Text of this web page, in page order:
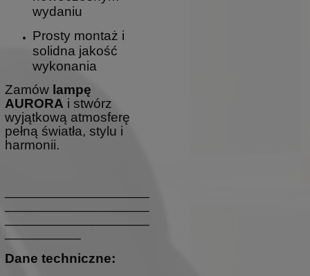
wydaniu
Prosty montaż i
solidna jakość
wykonania
Zamów lampę
AURORA i stwórz
wyjątkową atmosferę
pełną światła, stylu i
harmonii.
Dane techniczne: